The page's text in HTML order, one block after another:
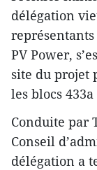
délégation
représentants
PV Power,
site du projet
les blocs
Conduite par
Conseil
délégation a